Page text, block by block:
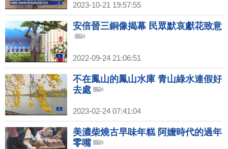
2023-10-21 19:57:55
安倍晉三銅像揭幕 民眾默哀獻花致意
2022-09-24 21:06:51
不在鳳山的鳳山水庫 青山綠水連假好
去處
2023-02-24 07:41:04
美濃柴燒古早味年糕 阿嬤時代的過年
零嘴